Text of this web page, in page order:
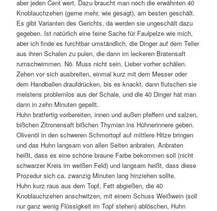
aber jeden Cent wert. Dazu braucht man noch die erwähnten 40
Knoblauchzehen (gerne mehr, wie gesagt), am besten geschält.
Es gibt Varianten des Gerichts, da werden sie ungeschält dazu
gegeben. Ist natürlich eine feine Sache für Faulpelze wie mich,
aber ich finde es furchtbar umständlich, die Dinger auf dem Teller
aus ihren Schalen zu pulen, die dann im leckeren Bratensaft
rumschwimmen. Nö. Muss nicht sein. Lieber vorher schälen.
Zehen vor sich ausbreiten, einmal kurz mit dem Messer oder
dem Handballen draufdrücken, bis es knackt, dann flutschen sie
meistens problemlos aus der Schale, und die 40 Dinger hat man
dann in zehn Minuten gepellt.
Huhn bratfertig vorbereiten, innen und außen pfeffern und salzen,
bißchen Zitronensaft bißchen Thymian ins Hühnerinnere geben.
Olivenöl in den schweren Schmortopf auf mittlere Hitze bringen
und das Huhn langsam von allen Seiten anbraten. Anbraten
heißt, dass es eine schöne braune Farbe bekommen soll (nicht
schwarzer Kreis im weißen Feld) und langsam heißt, dass diese
Prozedur sich ca. zwanzig Minuten lang hinziehen sollte.
Huhn kurz raus aus dem Topf, Fett abgießen, die 40
Knoblauchzehen anschwitzen, mit einem Schuss Weißwein (soll
nur ganz wenig Flüssigkeit im Topf stehen) ablöschen, Huhn